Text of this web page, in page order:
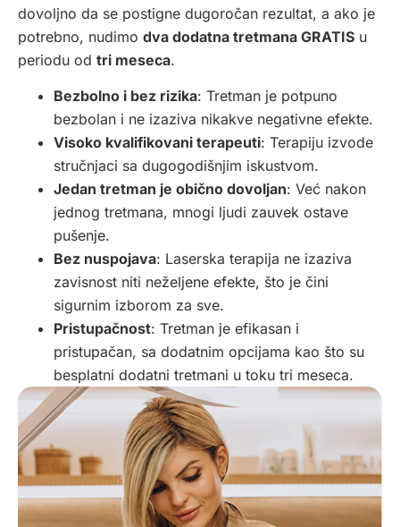
dovoljno da se postigne dugoročan rezultat, a ako je
potrebno, nudimo dva dodatna tretmana GRATIS u
periodu od tri meseca.
Bezbolno i bez rizika: Tretman je potpuno
bezbolan i ne izaziva nikakve negativne efekte.
Visoko kvalifikovani terapeuti: Terapiju izvode
stručnjaci sa dugogodišnjim iskustvom.
Jedan tretman je obično dovoljan: Već nakon
jednog tretmana, mnogi ljudi zauvek ostave
pušenje.
Bez nuspojava: Laserska terapija ne izaziva
zavisnost niti neželjene efekte, što je čini
sigurnim izborom za sve.
Pristupačnost: Tretman je efikasan i
pristupačan, sa dodatnim opcijama kao što su
besplatni dodatni tretmani u toku tri meseca.